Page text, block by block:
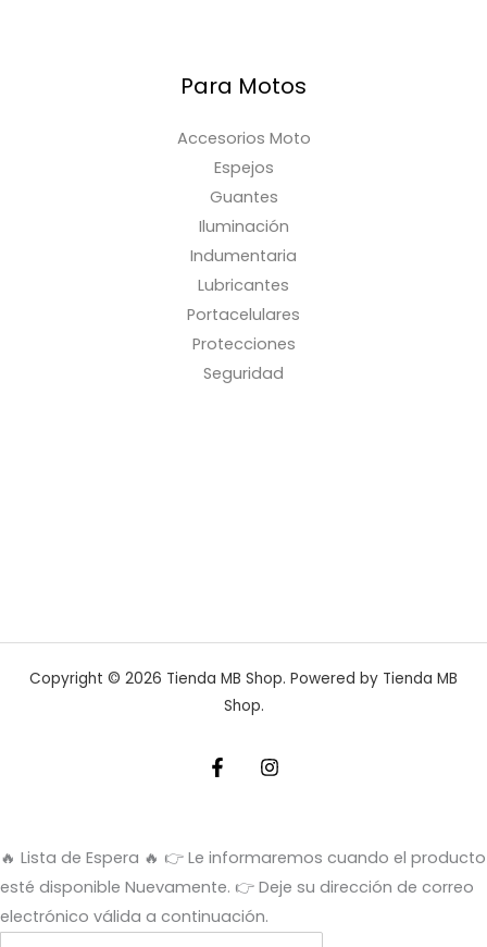
Para Motos
Accesorios Moto
Espejos
Guantes
Iluminación
Indumentaria
Lubricantes
Portacelulares
Protecciones
Seguridad
Copyright © 2026 Tienda MB Shop. Powered by Tienda MB
Shop.
🔥 Lista de Espera 🔥 👉 Le informaremos cuando el producto
esté disponible Nuevamente. 👉 Deje su dirección de correo
electrónico válida a continuación.